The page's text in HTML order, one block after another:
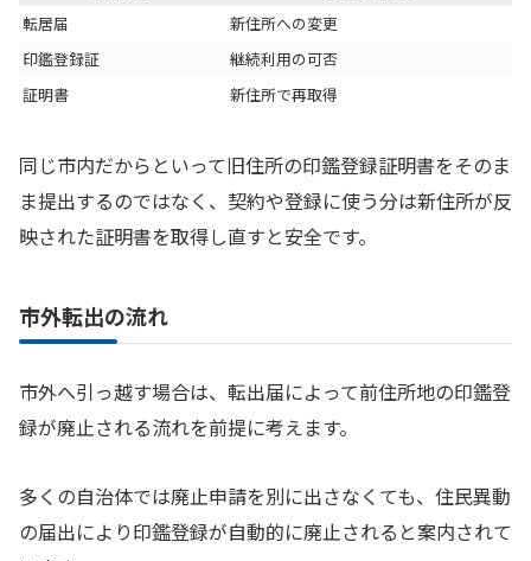
転居届
新住所への変更
印鑑登録証
継続利用の可否
証明書
新住所で再取得
同じ市内だからといって旧住所の印鑑登録証明書をそのま
ま提出するのではなく、契約や登録に使う分は新住所が反
映された証明書を取得し直すと安全です。
市外転出の流れ
市外へ引っ越す場合は、転出届によって前住所地の印鑑登
録が廃止される流れを前提に考えます。
多くの自治体では廃止申請を別に出さなくても、住民異動
の届出により印鑑登録が自動的に廃止されると案内されて